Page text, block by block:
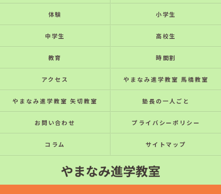
体験 小学生
中学生 高校生
教育 時間割
アクセス やまなみ進学教室 馬橋教室
やまなみ進学教室 矢切教室 塾長の一人ごと
お問い合わせ プライバシーポリシー
コラム サイトマップ